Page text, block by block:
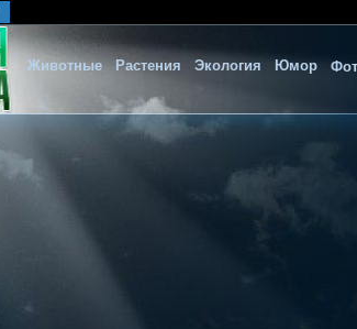
Животные Растения Экология Юмор